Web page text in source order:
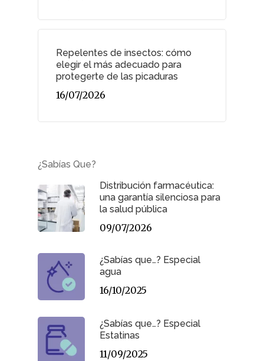
Repelentes de insectos: cómo
elegir el más adecuado para
protegerte de las picaduras
16/07/2026
¿Sabías Que?
Distribución farmacéutica:
una garantía silenciosa para
la salud pública
09/07/2026
¿Sabías que…? Especial
agua
16/10/2025
¿Sabías que…? Especial
Estatinas
11/09/2025